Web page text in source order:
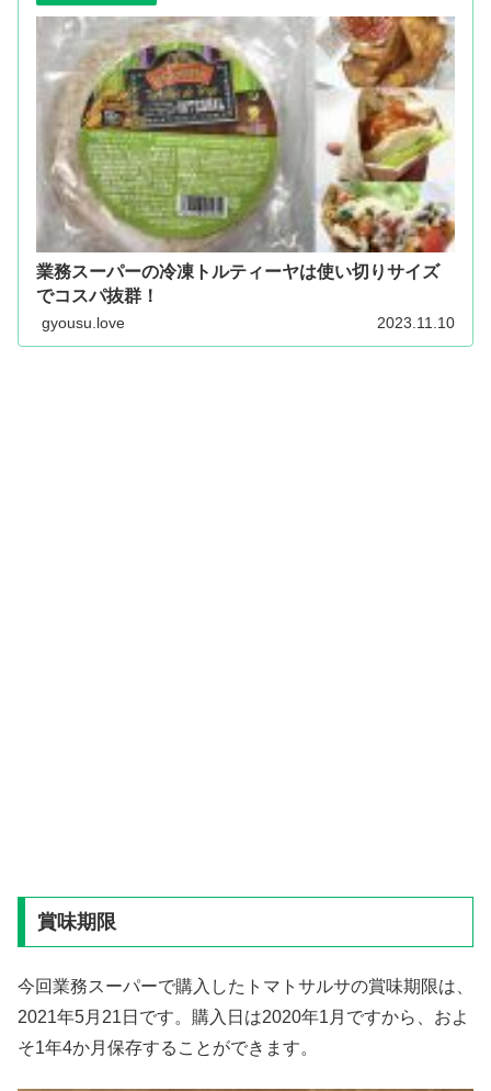
業務スーパーの冷凍トルティーヤは使い切りサイズ
でコスパ抜群！
gyousu.love 2023.11.10
賞味期限
今回業務スーパーで購入したトマトサルサの賞味期限は、
2021年5月21日です。購入日は2020年1月ですから、およ
そ1年4か月保存することができます。